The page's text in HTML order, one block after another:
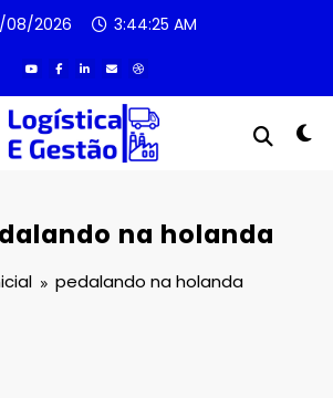
08/2026 3:44:25 AM
na holanda
pedalando na holanda